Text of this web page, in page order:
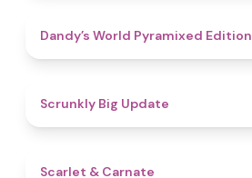
Dandy’s World Pyramixed Edition
Scrunkly Big Update
Scarlet & Carnate